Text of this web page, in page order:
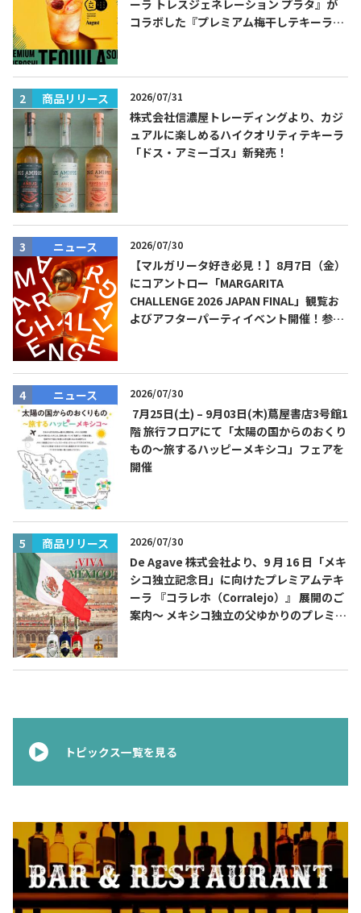
ーラ トレスジェネレーション プラタ』が
コラボした『プレミアム梅干しテキーラソ
商品リリース 2026/07/31
株式会社信濃屋トレーディングより、カジ
ュアルに楽しめるハイクオリティテキーラ
「ドス・アミーゴス」新発売！
ニュース 2026/07/30
【マルガリータ好き必見！】8月7日（金）
にコアントロー「MARGARITA
CHALLENGE 2026 JAPAN FINAL」観覧お
よびアフターパーティイベント開催！参加
ニュース 2026/07/30
7月25日(土) – 9月03日(木)蔦屋書店3号館1
階 旅行フロアにて「太陽の国からのおくり
もの～旅するハッピーメキシコ」フェアを
開催
商品リリース 2026/07/30
De Agave 株式会社より、9 月 16 日「メキ
シコ独立記念日」に向けたプレミアムテキ
ーラ 『コラレホ（Corralejo）』 展開のご
案内〜 メキシコ独立の父ゆかりのプレミア
トピックス一覧を見る